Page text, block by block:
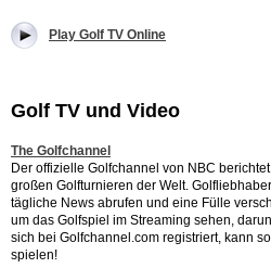
Play Golf TV Online
Golf TV und Video
The Golfchannel
Der offizielle Golfchannel von NBC
großen Golfturnieren der Welt.
tägliche News abrufen und eine Fülle
um das Golfspiel im Streaming sehen,
sich bei Golfchannel.com registriert, kann
spielen!